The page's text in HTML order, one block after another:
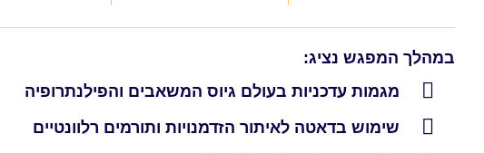
במהלך המפגש נציג:
מגמות עדכניות בעולם גיוס המשאבים והפילנתרופיה
שימוש בדאטה לאיתור הזדמנויות ותורמים רלוונטיים